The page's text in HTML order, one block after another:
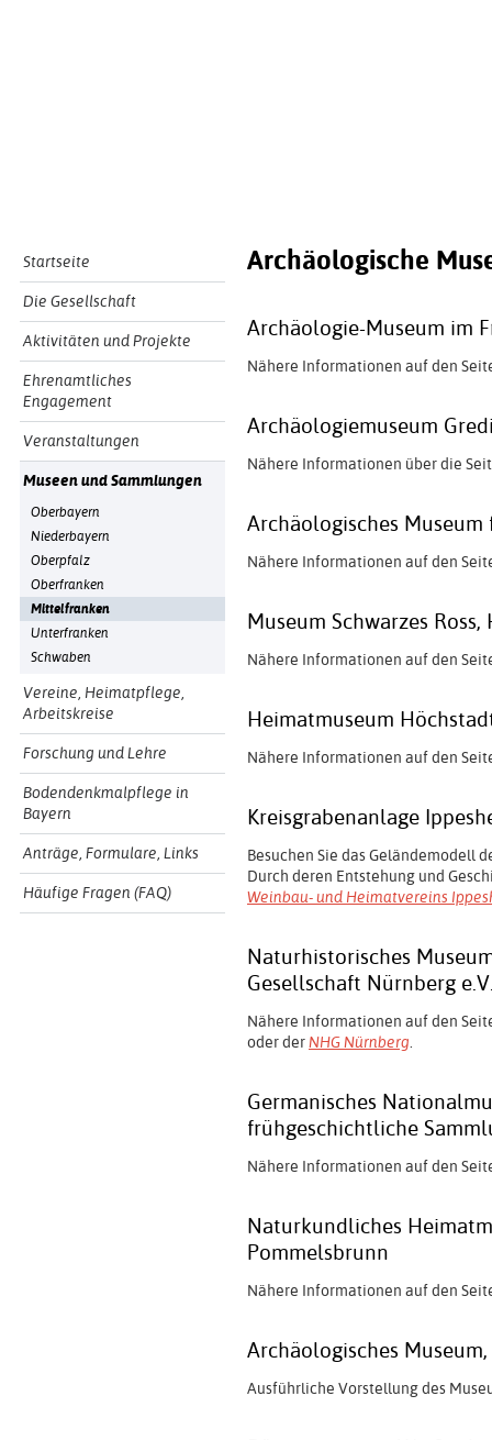
Startseite
Die Gesellschaft
Aktivitäten und Projekte
Ehrenamtliches
Engagement
Veranstaltungen
Museen und Sammlungen
Oberbayern
Niederbayern
Oberpfalz
Oberfranken
Mittelfranken
Unterfranken
Schwaben
Vereine, Heimatpflege,
Arbeitskreise
Forschung und Lehre
Bodendenkmalpflege in
Bayern
Anträge, Formulare, Links
Häufige Fragen (FAQ)
Archäologische
Archäologie-Museum im
Nähere Informationen auf den
Archäologiemuseum
Nähere Informationen über die
Archäologisches
Nähere Informationen auf den
Museum Schwarzes
Nähere Informationen auf den
Heimatmuseum
Nähere Informationen auf den
Kreisgrabenanlage
Besuchen Sie das Geländemodell
Durch deren Entstehung und
Weinbau- und Heimatvereins
Naturhistorisches
Gesellschaft Nürnberg
Nähere Informationen auf den
oder derNHG Nürnberg
Germanisches
frühgeschichtliche
Nähere Informationen auf den
Naturkundliches
Pommelsbrunn
Nähere Informationen auf den
Archäologisches
Ausführliche Vorstellung des